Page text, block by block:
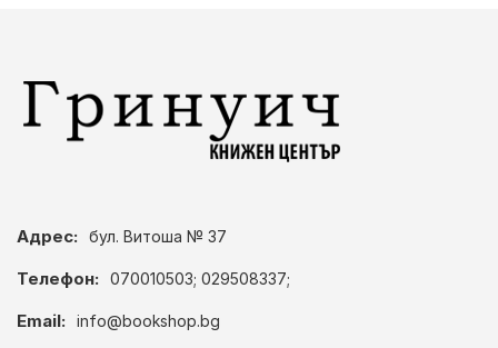
Адрес: бул. Витоша № 37
Телефон: 070010503; 029508337;
Email: info@bookshop.bg